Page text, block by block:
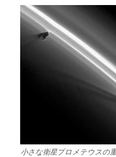
小さな衛星プロメテウスの